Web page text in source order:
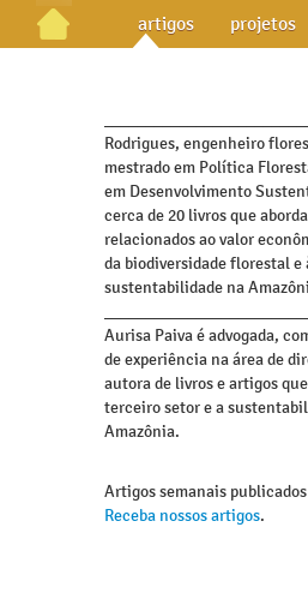
artigos projetos
Rodrigues, engenheiro
mestrado em Política
em Desenvolvimento
cerca de 20 livros que
relacionados ao valor
da biodiversidade florestal e
sustentabilidade na
Aurisa Paiva é advogada,
de experiência na área de
autora de livros e artigos
terceiro setor e a
Amazônia.
Artigos semanais
Receba nossos artigos.